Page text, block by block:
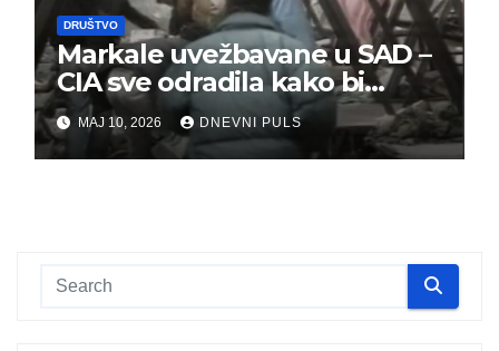
DRUŠTVO
Markale uvežbavane u SAD –
CIA sve odradila kako bi
optužili Srbe
MAJ 10, 2026 DNEVNI PULS